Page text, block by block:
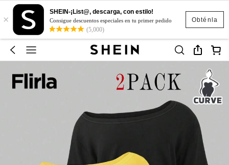
Obténla
×
SHEIN-¡List@, descarga, con estilo!
Consigue descuentos especiales en tu primer pedido
(5,000)